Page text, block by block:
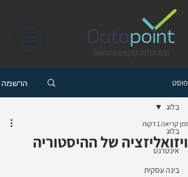
פוסט הרשמה
בלוג
אינטרנט
בינה עסקית
בלוג
ויזואליזציה של ההיסטוריה
זמן קריאה 1 דקות